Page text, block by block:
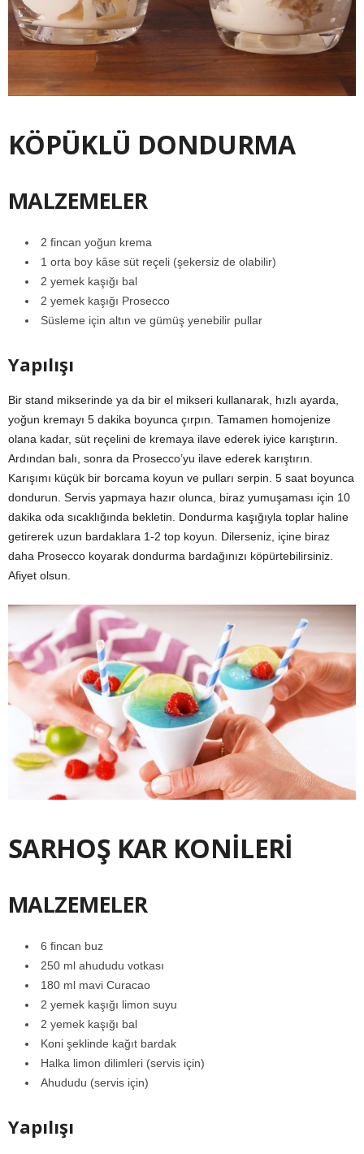
KÖPÜKLÜ DONDURMA
MALZEMELER
2 fincan yoğun krema
1 orta boy kâse süt reçeli (şekersiz de olabilir)
2 yemek kaşığı bal
2 yemek kaşığı Prosecco
Süsleme için altın ve gümüş yenebilir pullar
Yapılışı
Bir stand mikserinde ya da bir el mikseri kullanarak, hızlı ayarda,
yoğun kremayı 5 dakika boyunca çırpın. Tamamen homojenize
olana kadar, süt reçelini de kremaya ilave ederek iyice karıştırın.
Ardından balı, sonra da Prosecco’yu ilave ederek karıştırın.
Karışımı küçük bir borcama koyun ve pulları serpin. 5 saat boyunca
dondurun. Servis yapmaya hazır olunca, biraz yumuşaması için 10
dakika oda sıcaklığında bekletin. Dondurma kaşığıyla toplar haline
getirerek uzun bardaklara 1-2 top koyun. Dilerseniz, içine biraz
daha Prosecco koyarak dondurma bardağınızı köpürtebilirsiniz.
Afiyet olsun.
SARHOŞ KAR KONİLERİ
MALZEMELER
6 fincan buz
250 ml ahududu votkası
180 ml mavi Curacao
2 yemek kaşığı limon suyu
2 yemek kaşığı bal
Koni şeklinde kağıt bardak
Halka limon dilimleri (servis için)
Ahududu (servis için)
Yapılışı